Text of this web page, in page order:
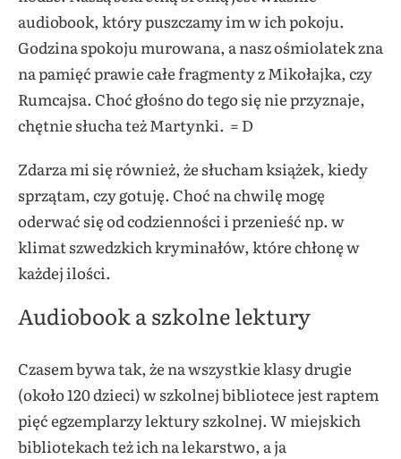
audiobook, który puszczamy im w ich pokoju.
Godzina spokoju murowana, a nasz ośmiolatek zna
na pamięć prawie całe fragmenty z Mikołajka, czy
Rumcajsa. Choć głośno do tego się nie przyznaje,
chętnie słucha też Martynki. = D
Zdarza mi się również, że słucham książek, kiedy
sprzątam, czy gotuję. Choć na chwilę mogę
oderwać się od codzienności i przenieść np. w
klimat szwedzkich kryminałów, które chłonę w
każdej ilości.
Audiobook a szkolne lektury
Czasem bywa tak, że na wszystkie klasy drugie
(około 120 dzieci) w szkolnej bibliotece jest raptem
pięć egzemplarzy lektury szkolnej. W miejskich
bibliotekach też ich na lekarstwo, a ja